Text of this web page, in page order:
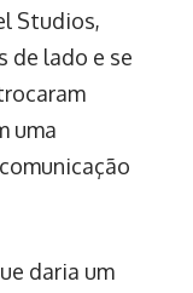
Studios,
de lado e se
uma
daria um